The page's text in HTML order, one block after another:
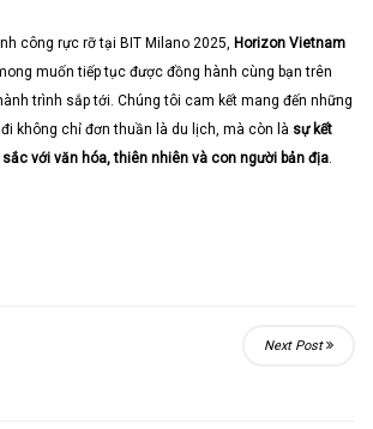
công rực rỡ tại BIT Milano 2025, Horizon Vietnam
muốn tiếp tục được đồng hành cùng bạn trên
trình sắp tới. Chúng tôi cam kết mang đến những
không chỉ đơn thuần là du lịch, mà còn là sự kết
với văn hóa, thiên nhiên và con người bản địa.
Next Post